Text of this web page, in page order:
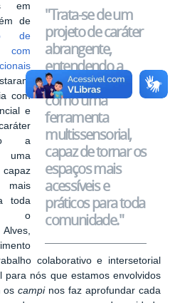
"Trata-se de um
projeto de caráter
abrangente,
entendendo a
comunicação
como uma
ferramenta
multissensorial,
capaz de tornar os
espaços mais
acessíveis e
práticos para toda
comunidade."
em
de
de
com
com
e
a
toda
o
colaborativo e intersetorial
para nós que estamos envolvidos
oscampinos faz aprofundar cada